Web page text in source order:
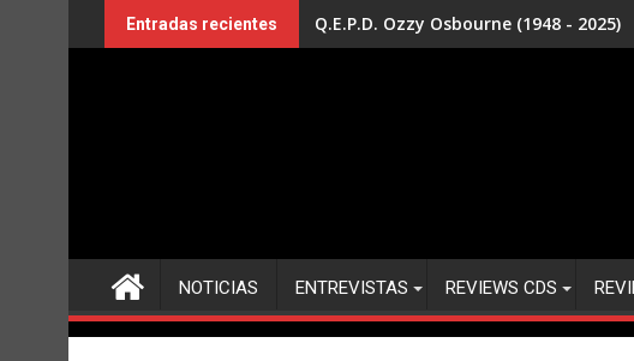
al
Entradas recientes Q.E.P.D. Ozzy Osbourne (1948 - 2025)
NOTICIAS ENTREVISTAS REVIEWS CDS